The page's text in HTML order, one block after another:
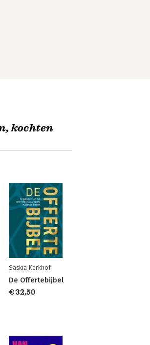
kochten
Saskia Kerkhof
De Offertebijbel
€ 32,50